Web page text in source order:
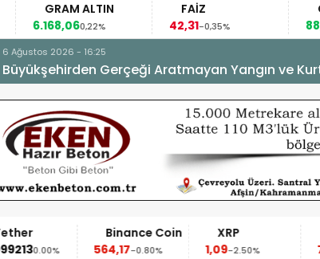
FAİZ
42,31-0,35%
GÜMÜŞ GRAM
88,601,07%
6 Ağustos 2026 - 16:25
Büyükşehirden Gerçeği Aratmayan Yangın ve
Binance Coin
564,17-0.80%
XRP
1,09-2.50%
Solana
73,73-2.80%